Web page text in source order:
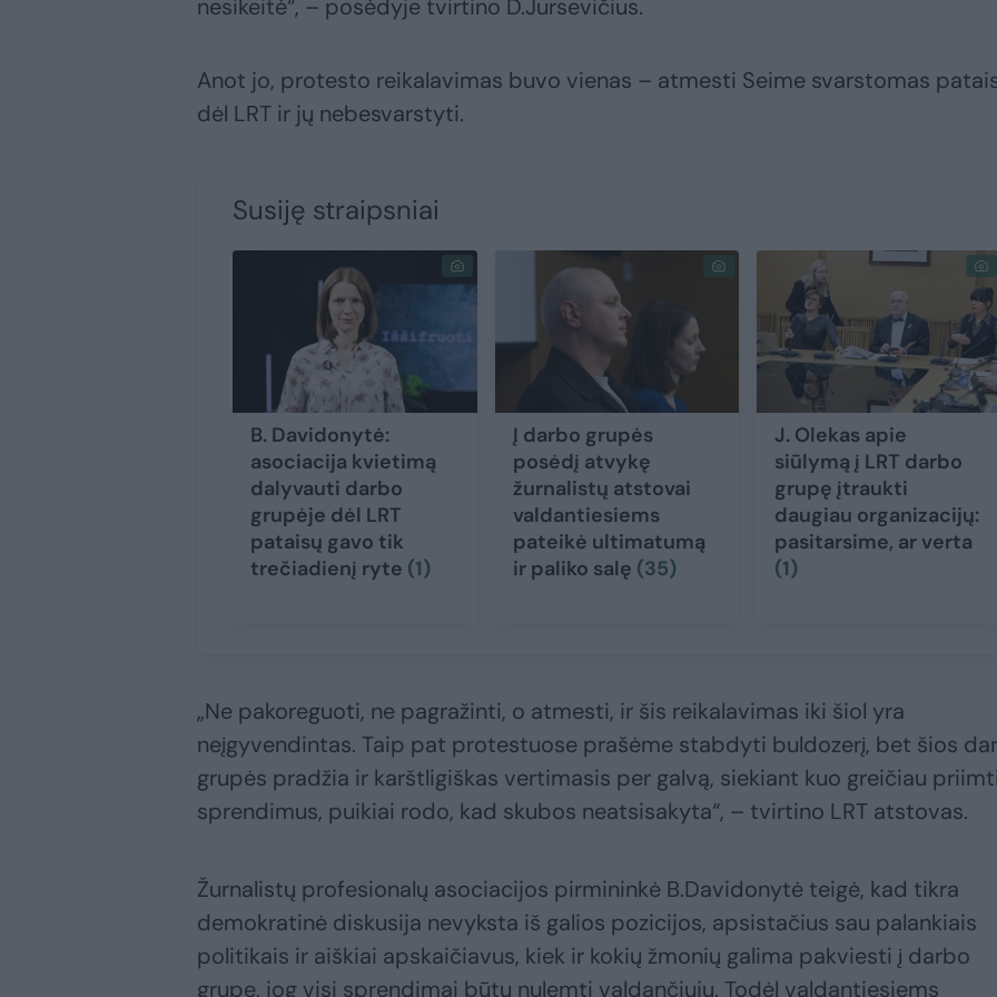
nesikeitė“, – posėdyje tvirtino D.Jursevičius.
Anot jo, protesto reikalavimas buvo vienas – atmesti Seime svarstomas
dėl LRT ir jų nebesvarstyti.
Susiję straipsniai
B. Davidonytė:
asociacija kvietimą
dalyvauti darbo
grupėje dėl LRT
pataisų gavo tik
trečiadienį ryte (1)
Į darbo grupės
posėdį atvykę
žurnalistų atstovai
valdantiesiems
pateikė ultimatumą
ir paliko salę (35)
J. Olekas apie
siūlymą į LRT darbo
grupę įtraukti
daugiau organizacijų:
pasitarsime, ar verta
(1)
„Ne pakoreguoti, ne pagražinti, o atmesti, ir šis reikalavimas iki šiol yra
neįgyvendintas. Taip pat protestuose prašėme stabdyti buldozerį, bet šios
grupės pradžia ir karštligiškas vertimasis per galvą, siekiant kuo greičiau
sprendimus, puikiai rodo, kad skubos neatsisakyta“, – tvirtino LRT atstovas.
Žurnalistų profesionalų asociacijos pirmininkė B.Davidonytė teigė, kad tikra
demokratinė diskusija nevyksta iš galios pozicijos, apsistačius sau palankiais
politikais ir aiškiai apskaičiavus, kiek ir kokių žmonių galima pakviesti į darbo
grupę, jog visi sprendimai būtų nulemti valdančiųjų. Todėl valdantiesiems